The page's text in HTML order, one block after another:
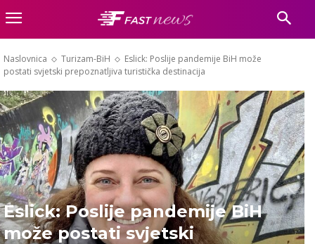
Naslovnica Turizam-BiH
Eslick: Poslije pandemije BiH može
postati svjetski prepoznatljiva turistička destinacija
Eslick: Poslije pandemije BiH
može postati svjetski